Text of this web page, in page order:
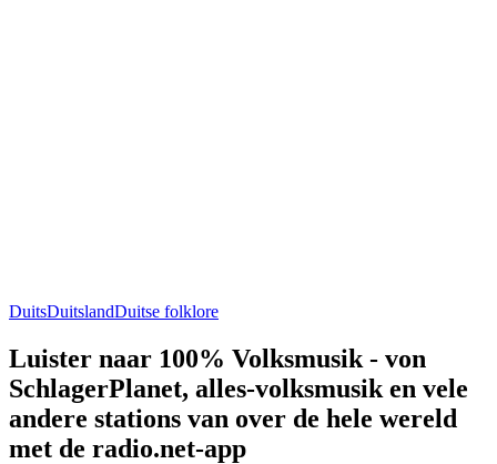
DuitsDuitslandDuitse folklore
Luister naar 100% Volksmusik - von
SchlagerPlanet, alles-volksmusik en vele
andere stations van over de hele wereld
met de radio.net-app